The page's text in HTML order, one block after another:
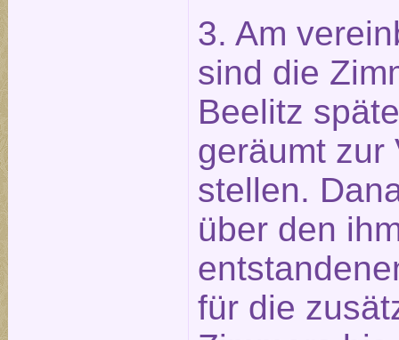
3. Am
sind die
Beelitz
geräumt zur
stellen.
über den
für die